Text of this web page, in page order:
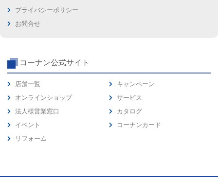
プライバシーポリシー
お問合せ
コーナン公式サイト
店舗一覧
オンラインショップ
法人様営業窓口
イベント
リフォーム
キャンペーン
サービス
カタログ
コーナンカード